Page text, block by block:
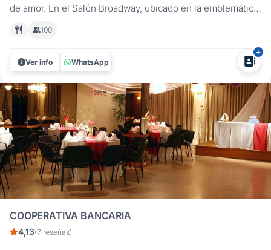
de amor. En el Salón Broadway, ubicado en la emblemática
Casona Williman de Pocitos, te ofrecemos el espacio
perfecto para brindis y celebraciones íntimas de bodas,
con capacidad hasta para 80 invitados. Nuestra propuesta
es clara: un...
100
Ver info WhatsApp
COOPERATIVA BANCARIA
4,13(7 reseñas)